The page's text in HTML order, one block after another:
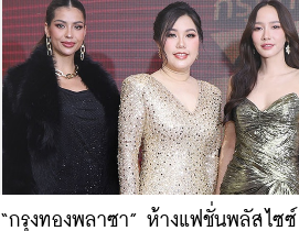
“กรุงทองพลาซา” ห้างแฟชั่นพลัสไซ